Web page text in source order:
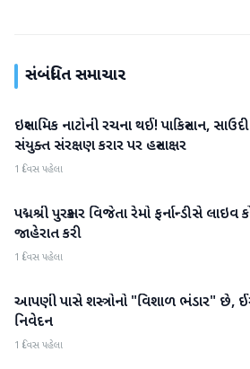
સંબંધિત સમાચાર
આંતરરાષ્ટ્રીય
ઇસ્લામિક નાટોની રચના થઈ! પાકિસ્તાન,
સંયુક્ત સંરક્ષણ કરાર પર હસ્તાક્ષર
1 દિવસ પહેલા
આંતરરાષ્ટ્રીય
પદ્મશ્રી પુરસ્કાર વિજેતા રેમો ફર્નાન્ડીસે લાઇવ
જાહેરાત કરી
1 દિવસ પહેલા
આંતરરાષ્ટ્રીય
આપણી પાસે શસ્ત્રોનો "વિશાળ ભંડાર" છે,
નિવેદન
1 દિવસ પહેલા